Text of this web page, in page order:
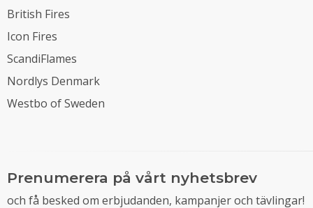
British Fires
Icon Fires
ScandiFlames
Nordlys Denmark
Westbo of Sweden
Prenumerera på vårt nyhetsbrev
och få besked om erbjudanden, kampanjer och tävlingar!